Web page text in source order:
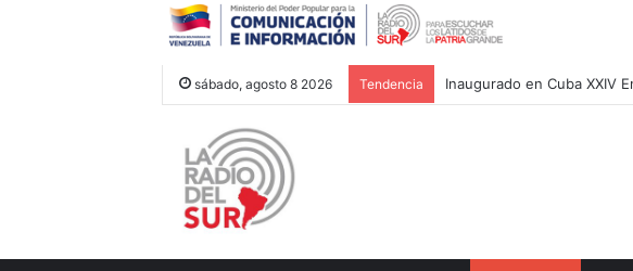
sábado, agosto 8 2026 Tendencia Inaugurado en Cuba XXIV